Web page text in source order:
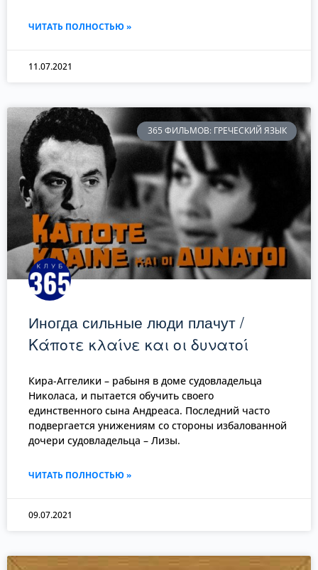
ЧИТАТЬ ПОЛНОСТЬЮ »
11.07.2021
365 ФИЛЬМОВ: ГРЕЧЕСКИЙ ЯЗЫК
Иногда сильные люди плачут /
Κάποτε κλαίνε και οι δυνατοί
Кира-Аггелики – рабыня в доме судовладельца
Николаса, и пытается обучить своего
единственного сына Андреаса. Последний часто
подвергается унижениям со стороны избалованной
дочери судовладельца – Лизы.
ЧИТАТЬ ПОЛНОСТЬЮ »
09.07.2021